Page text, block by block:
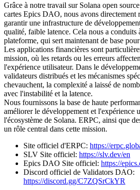
Grâce à notre travail sur Solana open
cartes Epics DAO, nous avons directement
garantir une infrastructure de
qualité, faible latence. Cela nous a conduits
plateforme, qui sert maintenant de base
Les applications financières sont
mission, où les retards ou les erreurs
l'expérience utilisateur. Dans le
validateurs distribués et les mécanismes
chevauchent, la complexité a laissé de
avec l'instabilité et la latence.
Nous fournissons la base de haute
améliorer le développement et l'expérience
l'écosystème de Solana. ERPC, ainsi que
un rôle central dans cette mission.
Site officiel d'ERPC: https://
SLV Site officiel: https://slv.dev/en
Epics DAO Site officiel: https://
Discord officiel de Validators DAO:
https://discord.gg/C7ZQSrCkYR